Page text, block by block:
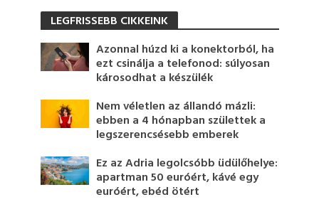
LEGFRISSEBB CIKKEINK
Azonnal húzd ki a konektorból, ha
ezt csinálja a telefonod: súlyosan
károsodhat a készülék
Nem véletlen az állandó mázli:
ebben a 4 hónapban születtek a
legszerencsésebb emberek
Ez az Adria legolcsóbb üdülőhelye:
apartman 50 euróért, kávé egy
euróért, ebéd ötért